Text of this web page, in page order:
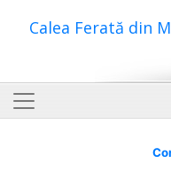
Calea Ferată din